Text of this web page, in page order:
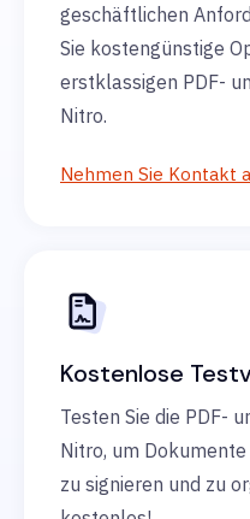
geschäftlichen
Sie kostengünstige
erstklassigen PDF-
Nitro.
Nehmen Sie Kontakt
Kostenlose
Testen Sie die PDF-
Nitro, um
zu signieren und zu